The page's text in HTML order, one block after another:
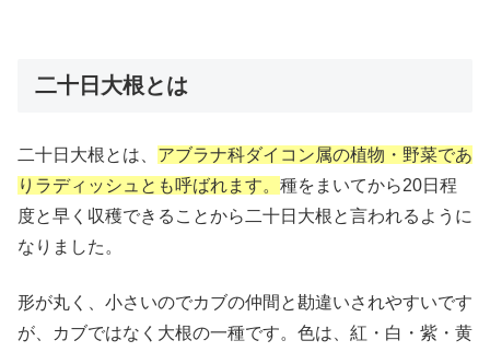
二十日大根とは
二十日大根とは、 アブラナ科ダイコン属の植物・野菜であ
りラディッシュとも呼ばれます。 種をまいてから20日程
度と早く収穫できることから二十日大根と言われるように
なりました。
形が丸く、小さいのでカブの仲間と勘違いされやすいです
が、カブではなく大根の一種です。色は、紅・白・紫・黄